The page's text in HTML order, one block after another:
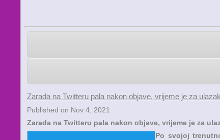
Zarada na Twitteru pala nakon objave, vrijeme je za
Published on Nov 4, 2021
Zarada na Twitteru pala nakon objave, vrijeme je za
Po svojoj